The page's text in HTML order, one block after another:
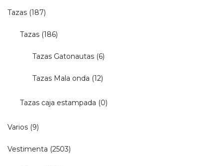
Tazas (187)
Tazas (186)
Tazas Gatonautas (6)
Tazas Mala onda (12)
Tazas caja estampada (0)
Varios (9)
Vestimenta (2503)